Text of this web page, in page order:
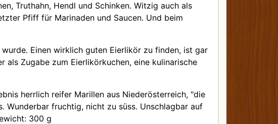
Truthahn, Hendl und Schinken. Witzig auch als
Pfiff für Marinaden und Saucen. Und beim
Einen wirklich guten Eierlikör zu finden, ist gar
Zugabe zum Eierlikörkuchen, eine kulinarische
herrlich reifer Marillen aus Niederösterreich, "die
Wunderbar fruchtig, nicht zu süss. Unschlagbar auf
300 g